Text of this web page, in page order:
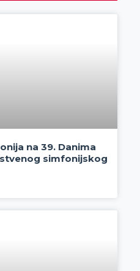
na 39. Danima
simfonijskog